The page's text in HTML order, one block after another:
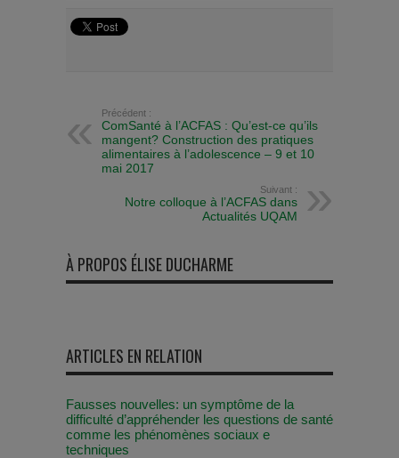
Précédent :
ComSanté à l’ACFAS : Qu’est-ce qu’ils
mangent? Construction des pratiques
alimentaires à l’adolescence – 9 et 10
mai 2017
Suivant :
Notre colloque à l’ACFAS dans
Actualités UQAM
À PROPOS ÉLISE DUCHARME
ARTICLES EN RELATION
Fausses nouvelles: un symptôme de la
difficulté d’appréhender les questions de santé
comme les phénomènes sociaux e
techniques